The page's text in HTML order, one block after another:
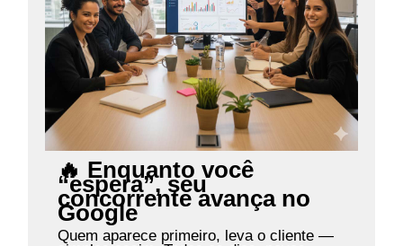
🔥 Enquanto você
“espera”, seu
concorrente avança no
Google
Quem aparece primeiro, leva o cliente —